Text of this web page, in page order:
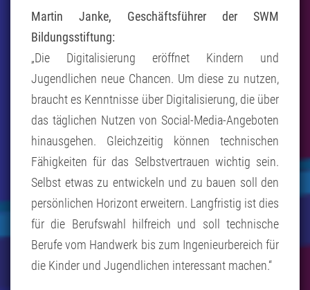
Martin Janke, Geschäftsführer der SWM
Bildungsstiftung:
„Die Digitalisierung eröffnet Kindern und
Jugendlichen neue Chancen. Um diese zu nutzen,
braucht es Kenntnisse über Digitalisierung, die über
das täglichen Nutzen von Social-Media-Angeboten
hinausgehen. Gleichzeitig können technischen
Fähigkeiten für das Selbstvertrauen wichtig sein.
Selbst etwas zu entwickeln und zu bauen soll den
persönlichen Horizont erweitern. Langfristig ist dies
für die Berufswahl hilfreich und soll technische
Berufe vom Handwerk bis zum Ingenieurbereich für
die Kinder und Jugendlichen interessant machen.“